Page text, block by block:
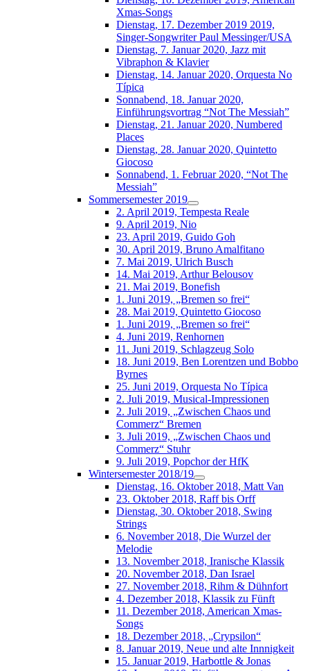
Xmas-Songs
Dienstag, 17. Dezember 2019 2019,
Singer-Songwriter Paul Messinger/USA
Dienstag, 7. Januar 2020, Jazz mit
Vibraphon & Klavier
Dienstag, 14. Januar 2020, Orquesta No
Típica
Sonnabend, 18. Januar 2020,
Einführungsvortrag “Not The Messiah”
Dienstag, 21. Januar 2020, Numbered
Places
Dienstag, 28. Januar 2020, Quintetto
Giocoso
Sonnabend, 1. Februar 2020, “Not The
Messiah”
Sommersemester 2019
2. April 2019, Tempesta Reale
9. April 2019, Nio
23. April 2019, Guido Goh
30. April 2019, Bruno Amalfitano
7. Mai 2019, Ulrich Busch
14. Mai 2019, Arthur Belousov
21. Mai 2019, Bonefish
1. Juni 2019, „Bremen so frei“
28. Mai 2019, Quintetto Giocoso
1. Juni 2019, „Bremen so frei“
4. Juni 2019, Renhornen
11. Juni 2019, Schlagzeug Solo
18. Juni 2019, Ben Lorentzen und Bobbo
Byrnes
25. Juni 2019, Orquesta No Típica
2. Juli 2019, Musical-Impressionen
2. Juli 2019, „Zwischen Chaos und
Commerz“ Bremen
3. Juli 2019, „Zwischen Chaos und
Commerz“ Stuhr
9. Juli 2019, Popchor der HfK
Wintersemester 2018/19
Dienstag, 16. Oktober 2018, Matt Van
23. Oktober 2018, Raff bis Orff
Dienstag, 30. Oktober 2018, Swing
Strings
6. November 2018, Die Wurzel der
Melodie
13. November 2018, Iranische Klassik
20. November 2018, Dan Israel
27. November 2018, Rihm & Dühnfort
4. Dezember 2018, Klassik zu Fünft
11. Dezember 2018, American Xmas-
Songs
18. Dezember 2018, „Crypsilon“
8. Januar 2019, Neue und alte Innnigkeit
15. Januar 2019, Harbottle & Jonas